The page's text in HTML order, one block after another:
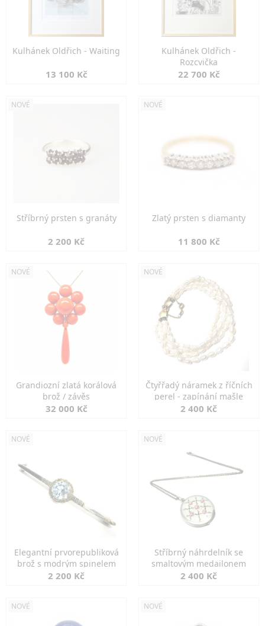
Kulhánek Oldřich - Waiting
13 100 Kč
Kulhánek Oldřich -
Rozcvička
22 700 Kč
NOVÉ
Stříbrný prsten s granáty
2 200 Kč
NOVÉ
Zlatý prsten s diamanty
11 800 Kč
NOVÉ
Grandiozní zlatá korálová
brož / závěs
32 000 Kč
NOVÉ
Čtyřřadý náramek z říčních
perel - zapínání mašle
2 400 Kč
NOVÉ
Elegantní prvorepubliková
brož s modrým spinelem
2 200 Kč
NOVÉ
Stříbrný náhrdelník se
smaltovým medailonem
2 400 Kč
NOVÉ NOVÉ